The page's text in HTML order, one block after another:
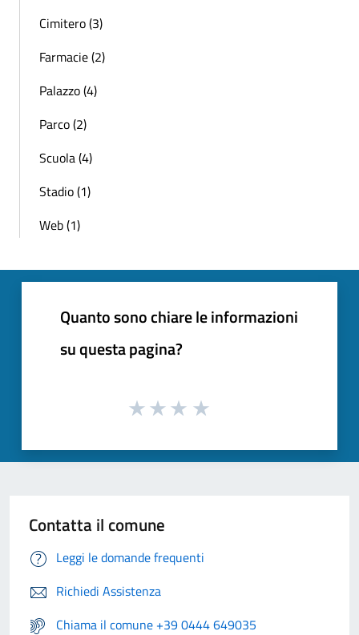
Cimitero (3)
Farmacie (2)
Palazzo (4)
Parco (2)
Scuola (4)
Stadio (1)
Web (1)
Quanto sono chiare le informazioni
su questa pagina?
Contatta il comune
Leggi le domande frequenti
Richiedi Assistenza
Chiama il comune +39 0444 649035